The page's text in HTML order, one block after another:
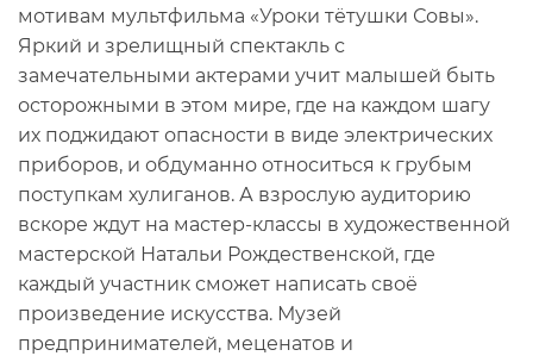
мотивам мультфильма «Уроки тётушки Совы».
Яркий и зрелищный спектакль с
замечательными актерами учит малышей быть
осторожными в этом мире, где на каждом шагу
их поджидают опасности в виде электрических
приборов, и обдуманно относиться к грубым
поступкам хулиганов. А взрослую аудиторию
вскоре ждут на мастер-классы в художественной
мастерской Натальи Рождественской, где
каждый участник сможет написать своё
произведение искусства. Музей
предпринимателей, меценатов и